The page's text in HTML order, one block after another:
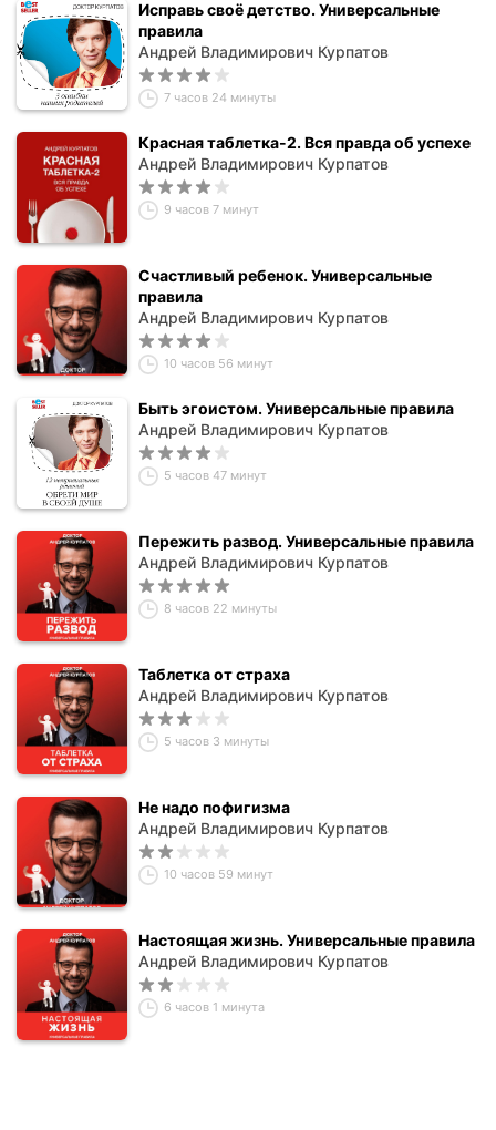
Исправь своё детство. Универсальные
правила
Андрей Владимирович Курпатов
7 часов 24 минуты
Красная таблетка-2. Вся правда об успехе
Андрей Владимирович Курпатов
9 часов 7 минут
Счастливый ребенок. Универсальные
правила
Андрей Владимирович Курпатов
10 часов 56 минут
Быть эгоистом. Универсальные правила
Андрей Владимирович Курпатов
5 часов 47 минут
Пережить развод. Универсальные правила
Андрей Владимирович Курпатов
8 часов 22 минуты
Таблетка от страха
Андрей Владимирович Курпатов
5 часов 3 минуты
Не надо пофигизма
Андрей Владимирович Курпатов
10 часов 59 минут
Настоящая жизнь. Универсальные правила
Андрей Владимирович Курпатов
6 часов 1 минута